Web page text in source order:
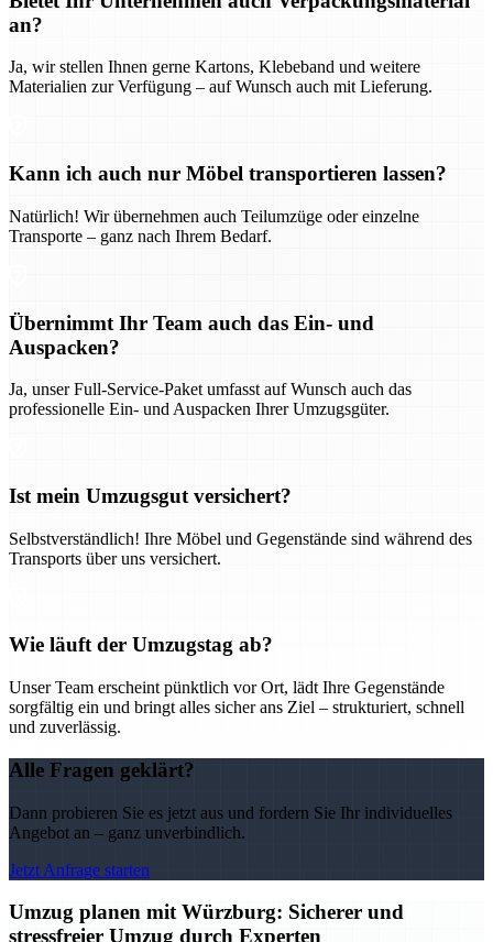
an?
Ja, wir stellen Ihnen gerne Kartons, Klebeband und weitere
Materialien zur Verfügung – auf Wunsch auch mit Lieferung.
Kann ich auch nur Möbel transportieren lassen?
Natürlich! Wir übernehmen auch Teilumzüge oder einzelne
Transporte – ganz nach Ihrem Bedarf.
Übernimmt Ihr Team auch das Ein- und
Auspacken?
Ja, unser Full-Service-Paket umfasst auf Wunsch auch das
professionelle Ein- und Auspacken Ihrer Umzugsgüter.
Ist mein Umzugsgut versichert?
Selbstverständlich! Ihre Möbel und Gegenstände sind während des
Transports über uns versichert.
Wie läuft der Umzugstag ab?
Unser Team erscheint pünktlich vor Ort, lädt Ihre Gegenstände
sorgfältig ein und bringt alles sicher ans Ziel – strukturiert, schnell
und zuverlässig.
Alle Fragen geklärt?
Dann probieren Sie es jetzt aus und fordern Sie Ihr individuelles
Angebot an – ganz unverbindlich.
Jetzt Anfrage starten
Umzug planen mit Würzburg: Sicherer und
stressfreier Umzug durch Experten